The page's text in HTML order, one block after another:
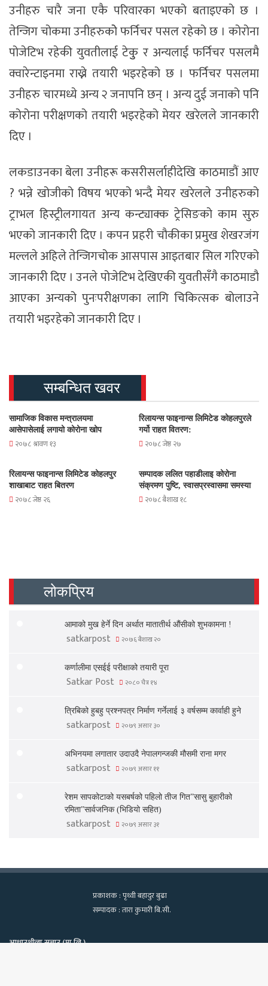
उनीहरु चारै जना एकै परिवारका भएको बताइएको छ ।
तेन्जिग चोकमा उनीहरुकोे फर्निचर पसल रहेको छ । कोरोना
पोजेटिभ रहेकी युवतीलाई टेकुु र अन्यलाई फर्निचर पसलमै
क्वारेन्टाइनमा राख्ने तयारी भइरहेको छ । फर्निचर पसलमा
उनीहरु चारमध्ये अन्य २ जनापनि छन् । अन्य दुई जनाको पनि
कोरोना परीक्षणको तयारी भइरहेको मेयर खरेलले जानकारी
दिए ।
लकडाउनका बेला उनीहरू कसरीसर्लाहीदेखि काठमाडौं आए
? भन्ने खोजीको विषय भएको भन्दै मेयर खरेलले उनीहरुको
ट्राभल हिस्ट्रीलगायत अन्य कन्ट्याक्क ट्रेसिङको काम सुरु
भएको जानकारी दिए । कपन प्रहरी चौकीका प्रमुख शेखरजंग
मल्लले अहिले तेन्जिगचोक आसपास आइतबार सिल गरिएको
जानकारी दिए । उनले पोजेटिभ देखिएकी युवतीसँगै काठमाडौ
आएका अन्यको पुनःपरीक्षणका लागि चिकित्सक बोलाउने
तयारी भइरहेको जानकारी दिए ।
सम्बन्धित खवर
सामाजिक विकास मन्त्रालयमा
आसेपासेलाई लगायो कोरोना खोप
२०७८ श्रावण १३
रिलायन्स फाइनान्स लिमिटेड कोहलपुरले
गर्यो राहत वितरण:
२०७८ जेष्ठ २७
रिलायन्स फाइनान्स लिमिटेड कोहलपुर
शाखाबाट राहत बितरण
२०७८ जेष्ठ २६
सम्पादक ललित पहाडीलाइ कोरोना
संक्रमण पुष्टि, स्वासप्रस्वासमा समस्या
२०७८ बैशाख १८
लोकप्रिय
आमाको मुख हेर्ने दिन अर्थात मातातीर्थ औंसीको शुभकामना !
satkarpost २०७६ बैशाख २०
कर्णालीमा एसईई परीक्षाको तयारी पूरा
Satkar Post २०८० चैत्र १४
त्रिबिको हुबहु प्रश्नपत्र निर्माण गर्नेलाई ३ वर्षसम्म कार्वाही हुने
satkarpost २०७९ असार ३०
अभिनयमा लगातार उदाउदै नेपालगन्जकी मौसमी राना मगर
satkarpost २०७९ असार ११
रेशम सापकोटाको यसबर्षको पहिलो तीज गित”सासु बुहारीको
रमिता”सार्वजनिक (भिडियो सहित)
satkarpost २०७९ असार ३१
प्रकाशक : पृथ्वी बहादुर बुढा
सम्पादक : तारा कुमारी बि.सी.
आधारशीला सञ्चार (प्रा.लि.)